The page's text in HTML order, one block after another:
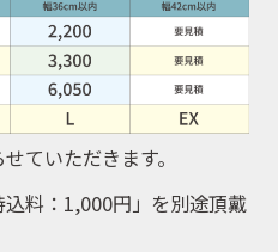
せていただきます。
料：1,000円 」を別途頂戴